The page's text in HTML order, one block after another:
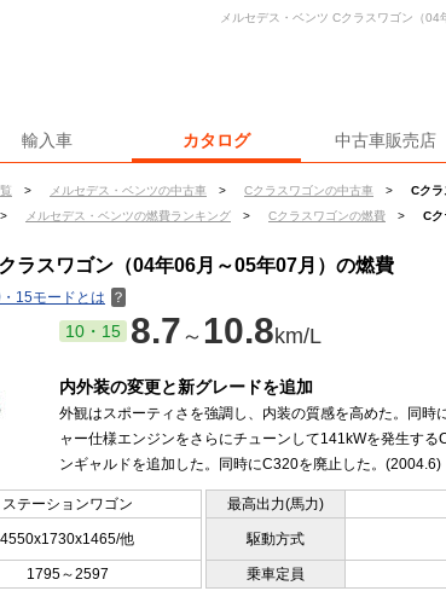
輸入車 カタログ 中古車販売店
> メルセデス・ベンツの中古車 > Cクラスワゴンの中古車 >
Cク
> メルセデス・ベンツの燃費ランキング > Cクラスワゴンの燃費 > C
メルセデス・ベンツ Cクラスワゴン（
ラスワゴン（04年06月～05年07月）の燃費
15モードとは ？
10・15 8.7 ～ 10.8km/L
内外装の変更と新グレードを追加
外観はスポーティさを強調し、内装の質感を高めた。同時
ャー仕様エンジンをさらにチューンして141kWを発生す
ンギャルドを追加した。同時にC320を廃止した。(2004.6)
ステーションワゴン 最高出力(馬力)
4550x1730x1465/他 駆動方式
1795～2597 乗車定員